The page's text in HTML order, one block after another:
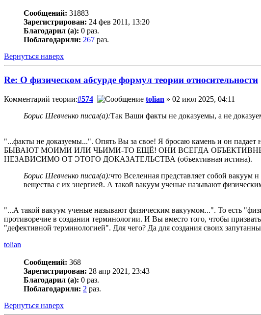
Сообщений: 31883
Зарегистрирован: 24 фев 2011, 13:20
Благодарил (а): 0 раз.
Поблагодарили: 267 раз.
Вернуться наверх
Re: О физическом абсурде формул теории относительности
Комментарий теории:#574 tolian » 02 июл 2025, 04:11
Борис Шевченко писал(а):Так Ваши факты не доказуемы, а не
"...факты не доказуемы...". Опять Вы за свое! Я бросаю камень и он
БЫВАЮТ МОИМИ ИЛИ ЧЬИМИ-ТО ЕЩЁ! ОНИ ВСЕГДА
НЕЗАВИСИМО ОТ ЭТОГО ДОКАЗАТЕЛЬСТВА (объективная истина).
Борис Шевченко писал(а):что Вселенная представляет собой вакуум
вещества с их энергией. А такой вакуум ученые называют
"...А такой вакуум ученые называют физическим вакуумом...". То есть
противоречие в создании терминологии. И Вы вместо того, чтобы
"дефективной терминологией". Для чего? Да для создания своих
tolian
Сообщений: 368
Зарегистрирован: 28 апр 2021, 23:43
Благодарил (а): 0 раз.
Поблагодарили: 2 раз.
Вернуться наверх